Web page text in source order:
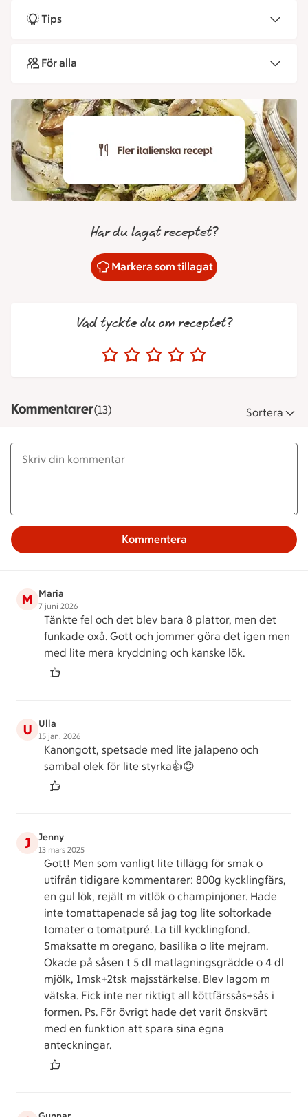
Tips
För alla
Har du lagat receptet?
Markera som tillagat
Vad tyckte du om receptet?
Kommentarer(13) Sortera
Kommentera
M Maria
7 juni 2026
Tänkte fel och det blev bara 8 plattor, men det
funkade oxå. Gott och jommer göra det igen men
med lite mera kryddning och kanske lök.
U Ulla
15 jan. 2026
Kanongott, spetsade med lite jalapeno och
sambal olek för lite styrka👍😊
J Jenny
13 mars 2025
Gott! Men som vanligt lite tillägg för smak o
utifrån tidigare kommentarer: 800g kycklingfärs,
en gul lök, rejält m vitlök o champinjoner. Hade
inte tomattapenade så jag tog lite soltorkade
tomater o tomatpuré. La till kycklingfond.
Smaksatte m oregano, basilika o lite mejram.
Ökade på såsen t 5 dl matlagningsgrädde o 4 dl
mjölk, 1msk+2tsk majsstärkelse. Blev lagom m
vätska. Fick inte ner riktigt all köttfärssås+sås i
formen. Ps. För övrigt hade det varit önskvärt
med en funktion att spara sina egna
anteckningar.